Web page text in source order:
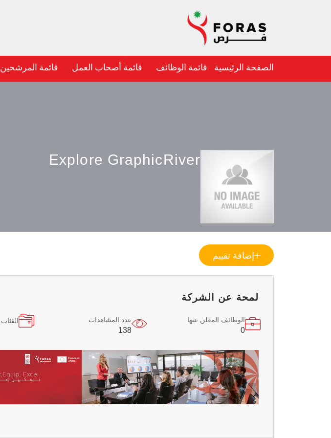
الصفحة الرئيسية قائمة الوظائف قائمة أصحاب العمل قائمة المرشحين
Explore GraphicRiver
إضافة تقييم
لمحة عن الشركة
الوظائف المعلن عنها
0
عدد المشاهدات
138
الفئات